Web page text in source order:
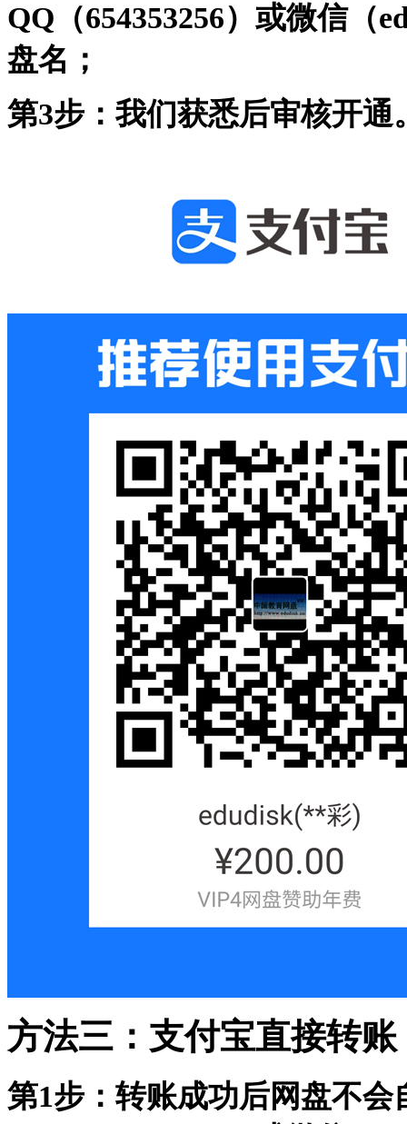
QQ（654353256）或微信（
盘名；
第3步：我们获悉后审核开通
方法三：支付宝直接转账
第1步：转账成功后网盘不会